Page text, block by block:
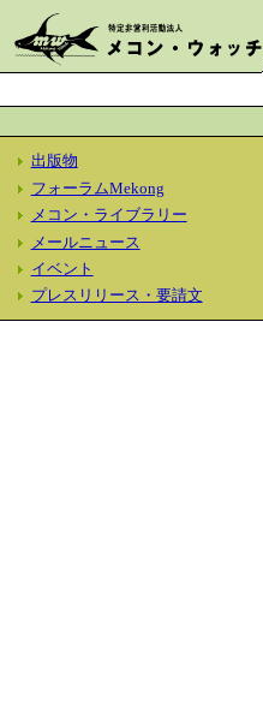
出版物
フォーラムMekong
メコン・ライブラリー
メールニュース
イベント
プレスリリース・要請文